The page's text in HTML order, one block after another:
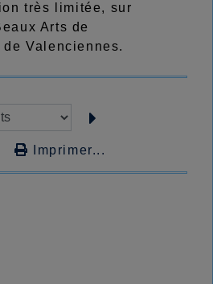
très limitée, sur
Arts de
Valenciennes.
Imprimer...